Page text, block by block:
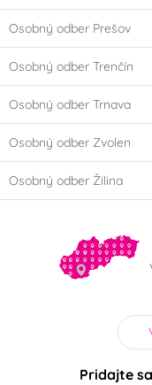
Osobný odber Prešov
Osobný odber Trenčín
Osobný odber Trnava
Osobný odber Zvolen
Osobný odber Žilina
Pridajte